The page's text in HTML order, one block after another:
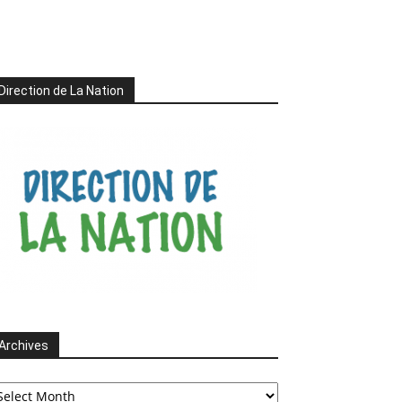
de La Nation